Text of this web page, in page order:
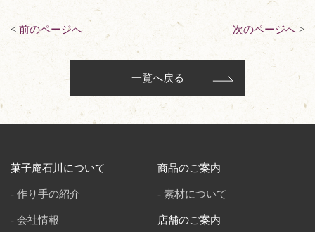
< 前のページへ 次のページへ>
一覧へ戻る
菓子庵石川について
作り手の紹介
会社情報
商品のご案内
素材について
店舗のご案内